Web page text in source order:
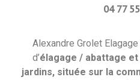
04 77
Alexandre Grolet
d’élagage / abattage
jardins, située sur la